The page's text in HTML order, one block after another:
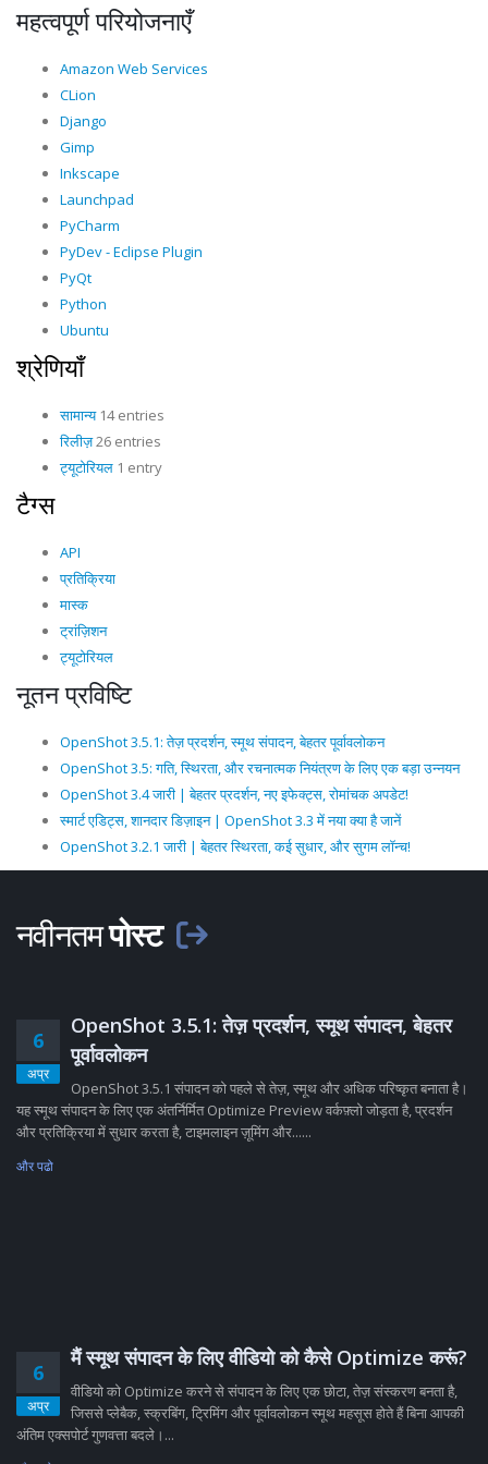
महत्वपूर्ण परियोजनाएँ
Amazon Web Services
CLion
Django
Gimp
Inkscape
Launchpad
PyCharm
PyDev - Eclipse Plugin
PyQt
Python
Ubuntu
श्रेणियाँ
सामान्य14 entries
रिलीज़26 entries
ट्यूटोरियल 1 entry
टैग्स
API
प्रतिक्रिया
मास्क
ट्रांज़िशन
ट्यूटोरियल
नूतन प्रविष्टि
OpenShot 3.5.1: तेज़ प्रदर्शन, स्मूथ संपादन, बेहतर पूर्वावलोकन
OpenShot 3.5: गति, स्थिरता, और रचनात्मक नियंत्रण के लिए एक बड़ा उन्नयन
OpenShot 3.4 जारी | बेहतर प्रदर्शन, नए इफेक्ट्स, रोमांचक अपडेट!
स्मार्ट एडिट्स, शानदार डिज़ाइन | OpenShot 3.3 में नया क्या है जानें
OpenShot 3.2.1 जारी | बेहतर स्थिरता, कई सुधार, और सुगम लॉन्च!
नवीनतमपोस्ट
6
अप्र
OpenShot 3.5.1: तेज़ प्रदर्शन, स्मूथ संपादन, बेहतर
पूर्वावलोकन
OpenShot 3.5.1 संपादन को पहले से तेज़, स्मूथ और अधिक परिष्कृत बनाता है।
यह स्मूथ संपादन के लिए एक अंतर्निर्मित Optimize Preview वर्कफ़्लो जोड़ता है, प्रदर्शन
और प्रतिक्रिया में सुधार करता है, टाइमलाइन ज़ूमिंग और......
और पढो
6
अप्र
मैं स्मूथ संपादन के लिए वीडियो को कैसे Optimize करूं?
वीडियो को Optimize करने से संपादन के लिए एक छोटा, तेज़ संस्करण बनता है,
जिससे प्लेबैक, स्क्रबिंग, ट्रिमिंग और पूर्वावलोकन स्मूथ महसूस होते हैं बिना आपकी
अंतिम एक्सपोर्ट गुणवत्ता बदले।...